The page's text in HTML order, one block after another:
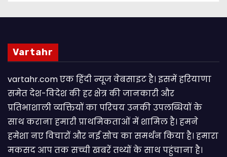
Vartahr
vartahr.com एक हिंदी न्यूज वेबसाइट है। इसमें हरियाणा
समेत देश-विदेश की हर क्षेत्र की जानकारी और
प्रतिभाशाली व्यक्तियों का परिचय उनकी उपलब्धियों के
साथ कराना हमारी प्राथमिकताओं में शामिल है। हमने
हमेशा नए विचारों और नई सोच का समर्थन किया है। हमारा
मकसद आप तक सच्ची खबरें तथ्यों के साथ पहुंचाना है।